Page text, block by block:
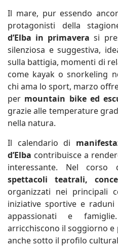
Il mare, pur essendo
protagonisti della
d’Elba in primavera si
silenziosa e suggestiva,
sulla battigia, momenti di
come kayak o snorkeling
chi ama lo sport, marzo
per mountain bike ed
grazie alle temperature
nella natura.
Il calendario di
d’Elba contribuisce a
interessante. Nel
spettacoli teatrali,
organizzati nei principali
iniziative sportive e
appassionati e
arricchiscono il soggiorno e
anche sotto il profilo